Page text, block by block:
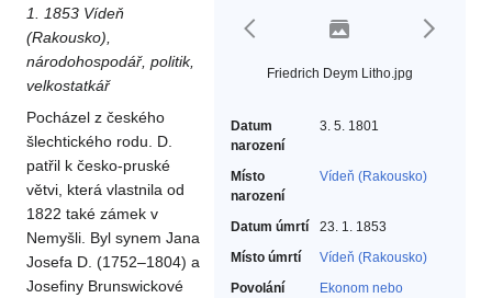
Friedrich Deym Litho.jpg
Datum
narození
3. 5. 1801
Místo
narození
Vídeň (Rakousko)
Datum úmrtí
23. 1. 1853
Místo úmrtí
Vídeň (Rakousko)
Povolání
Ekonom nebo
1. 1853 Vídeň
(Rakousko),
národohospodář, politik,
velkostatkář
Pocházel z českého
šlechtického rodu. D.
patřil k česko-pruské
větvi, která vlastnila od
1822 také zámek v
Nemyšli. Byl synem Jana
Josefa D. (1752–1804) a
Josefiny Brunswickové